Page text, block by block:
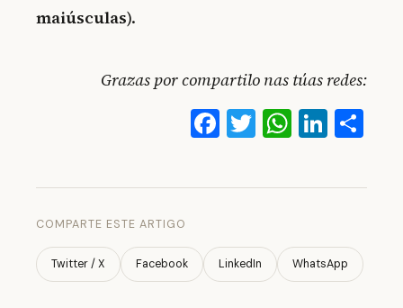
maiúsculas).
Grazas por compartilo nas túas redes:
Facebook
Twitter
COMPARTE ESTE ARTIGO
Twitter / X Facebook LinkedIn WhatsApp